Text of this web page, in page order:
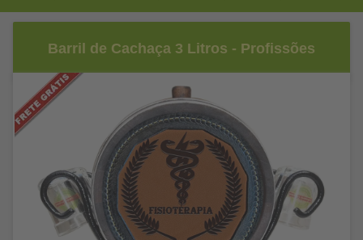
Barril de Cachaça 3 Litros - Profissões